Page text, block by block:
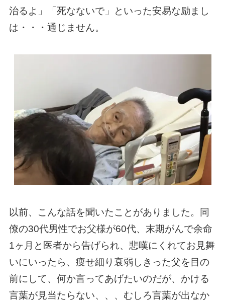
治るよ」「死なないで」といった安易な励まし
は・・・通じません。
以前、こんな話を聞いたことがありました。同
僚の30代男性でお父様が60代、末期がんで余命
1ヶ月と医者から告げられ、悲嘆にくれてお見舞
いにいったら、痩せ細り衰弱しきった父を目の
前にして、何か言ってあげたいのだが、かける
言葉が見当たらない、、、むしろ言葉が出なか